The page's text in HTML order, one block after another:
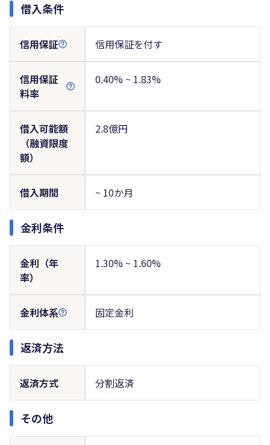
借入条件
信用保証 信用保証を付す
信用保証
料率
0.40% ~ 1.83%
借入可能額
（融資限度
額）
2.8億円
借入期間 ~ 10か月
金利条件
金利（年
率）
1.30% ~ 1.60%
金利体系 固定金利
返済方法
返済方式 分割返済
その他